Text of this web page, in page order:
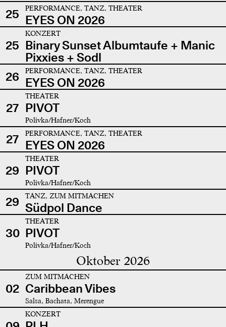
25 PERFORMANCE, TANZ, THEATER
EYES ON 2026
25
KONZERT
Binary Sunset Albumtaufe + Manic
Pixxies + Sodl
26
PERFORMANCE, TANZ, THEATER
EYES ON 2026
27
THEATER
PIVOT
Polivka/Hafner/Koch
27 PERFORMANCE, TANZ, THEATER
EYES ON 2026
29
THEATER
PIVOT
Polivka/Hafner/Koch
29 TANZ, ZUM MITMACHEN
Südpol Dance
30
THEATER
PIVOT
Polivka/Hafner/Koch
Oktober 2026
02
ZUM MITMACHEN
Caribbean Vibes
Salsa, Bachata, Merengue
KONZERT